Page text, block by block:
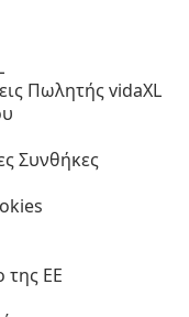
Πωλητής vidaXL
Συνθήκες
ΕΕ